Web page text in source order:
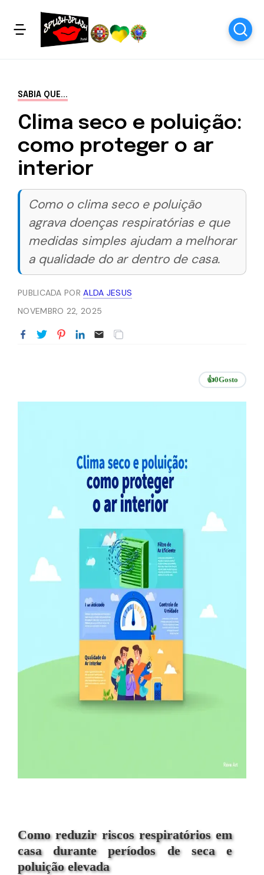
SABIA QUE...
Clima seco e poluição:
como proteger o ar
interior
Como o clima seco e poluição
agrava doenças respiratórias e que
medidas simples ajudam a melhorar
a qualidade do ar dentro de casa.
PUBLICADA PORALDA JESUS
NOVEMBRO 22, 2025
👍0Gosto
Como reduzir riscos respiratórios em
casa durante períodos de seca e
poluição elevada